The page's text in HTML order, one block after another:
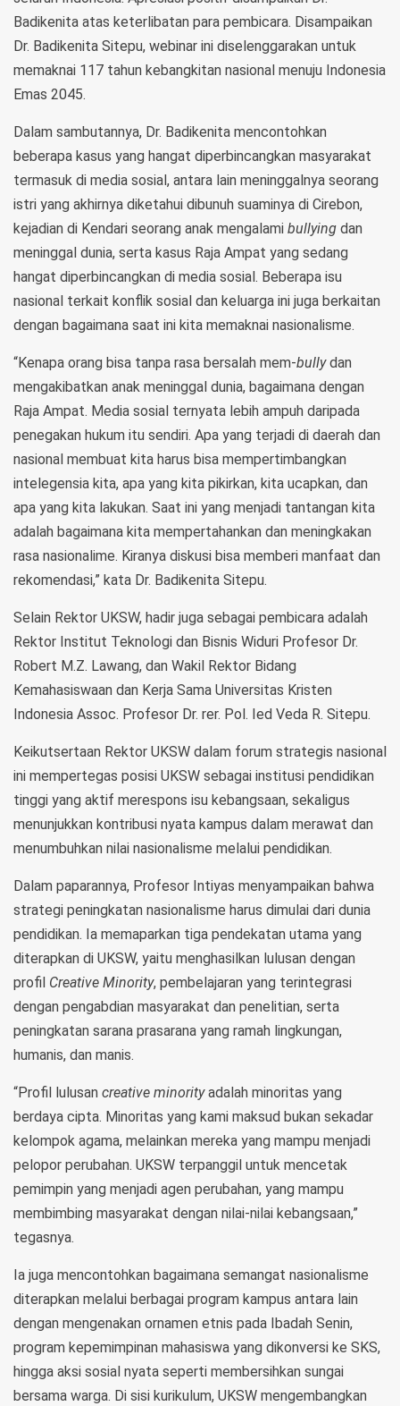
Badikenita atas keterlibatan para pembicara. Disampaikan
Dr. Badikenita Sitepu, webinar ini diselenggarakan untuk
memaknai 117 tahun kebangkitan nasional menuju Indonesia
Emas 2045.
Dalam sambutannya, Dr. Badikenita mencontohkan
beberapa kasus yang hangat diperbincangkan masyarakat
termasuk di media sosial, antara lain meninggalnya seorang
istri yang akhirnya diketahui dibunuh suaminya di Cirebon,
kejadian di Kendari seorang anak mengalami bullying dan
meninggal dunia, serta kasus Raja Ampat yang sedang
hangat diperbincangkan di media sosial. Beberapa isu
nasional terkait konflik sosial dan keluarga ini juga berkaitan
dengan bagaimana saat ini kita memaknai nasionalisme.
“Kenapa orang bisa tanpa rasa bersalah mem-bullydan
mengakibatkan anak meninggal dunia, bagaimana dengan
Raja Ampat. Media sosial ternyata lebih ampuh daripada
penegakan hukum itu sendiri. Apa yang terjadi di daerah dan
nasional membuat kita harus bisa mempertimbangkan
intelegensia kita, apa yang kita pikirkan, kita ucapkan, dan
apa yang kita lakukan. Saat ini yang menjadi tantangan kita
adalah bagaimana kita mempertahankan dan meningkakan
rasa nasionalime. Kiranya diskusi bisa memberi manfaat dan
rekomendasi,” kata Dr. Badikenita Sitepu.
Selain Rektor UKSW, hadir juga sebagai pembicara adalah
Rektor Institut Teknologi dan Bisnis Widuri Profesor Dr.
Robert M.Z. Lawang, dan Wakil Rektor Bidang
Kemahasiswaan dan Kerja Sama Universitas Kristen
Indonesia Assoc. Profesor Dr. rer. Pol. Ied Veda R. Sitepu.
Keikutsertaan Rektor UKSW dalam forum strategis nasional
ini mempertegas posisi UKSW sebagai institusi pendidikan
tinggi yang aktif merespons isu kebangsaan, sekaligus
menunjukkan kontribusi nyata kampus dalam merawat dan
menumbuhkan nilai nasionalisme melalui pendidikan.
Dalam paparannya, Profesor Intiyas menyampaikan bahwa
strategi peningkatan nasionalisme harus dimulai dari dunia
pendidikan. Ia memaparkan tiga pendekatan utama yang
diterapkan di UKSW, yaitu menghasilkan lulusan dengan
profil Creative Minority, pembelajaran yang terintegrasi
dengan pengabdian masyarakat dan penelitian, serta
peningkatan sarana prasarana yang ramah lingkungan,
humanis, dan manis.
“Profil lulusan creative minorityadalah minoritas yang
berdaya cipta. Minoritas yang kami maksud bukan sekadar
kelompok agama, melainkan mereka yang mampu menjadi
pelopor perubahan. UKSW terpanggil untuk mencetak
pemimpin yang menjadi agen perubahan, yang mampu
membimbing masyarakat dengan nilai-nilai kebangsaan,”
tegasnya.
Ia juga mencontohkan bagaimana semangat nasionalisme
diterapkan melalui berbagai program kampus antara lain
dengan mengenakan ornamen etnis pada Ibadah Senin,
program kepemimpinan mahasiswa yang dikonversi ke SKS,
hingga aksi sosial nyata seperti membersihkan sungai
bersama warga. Di sisi kurikulum, UKSW mengembangkan